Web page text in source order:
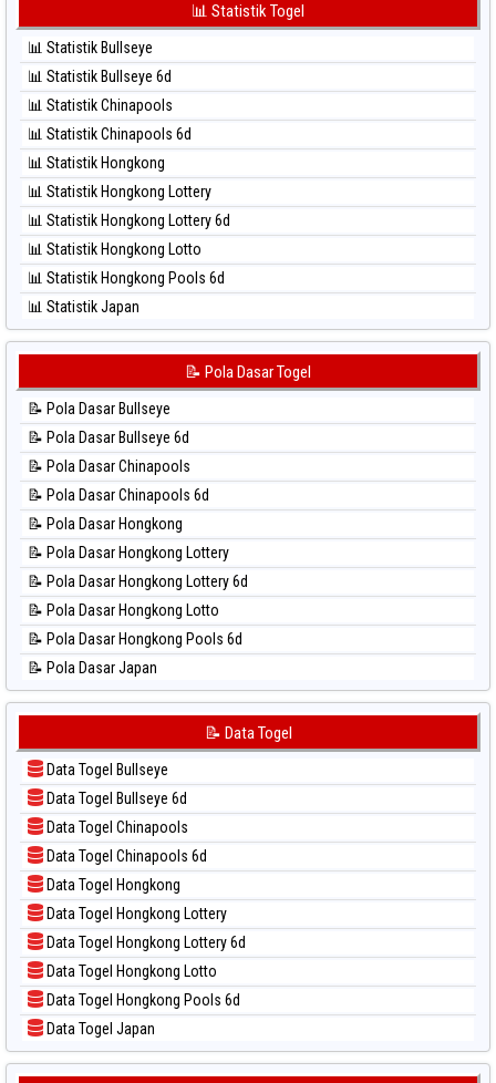
⚽ Bola Merah Taiwan
⚽ Bola Hitam Kuda Lari
⚽ Bola Hitam Magnum Cambodia
⚽ Bola Hitam Nagoya
⚽ Bola Hitam North Carolina Day
⚽ Bola Hitam Pcso
⚽ Bola Hitam Sao Paulo
⚽ Bola Hitam Singapore
⚽ Bola Hitam Sydney
⚽ Bola Hitam Sydney Lottery
⚽ Bola Hitam Sydney Lottery 6d
⚽ Bola Hitam Sydney Lotto
⚽ Bola Hitam Taiwan
📊 Statistik Togel
📊 Statistik Bullseye
📊 Statistik Bullseye 6d
📊 Statistik Chinapools
📊 Statistik Chinapools 6d
📊 Statistik Hongkong
📊 Statistik Hongkong Lottery
📊 Statistik Hongkong Lottery 6d
📊 Statistik Hongkong Lotto
📊 Statistik Hongkong Pools 6d
📊 Statistik Japan
📊 Statistik Japan 6d
📊 Statistik Kuda Lari
📊 Statistik Magnum Cambodia
📊 Statistik Nagoya
📊 Statistik New York Midday
📊 Statistik North Carolina Day
📊 Statistik Pcso
📊 Statistik Pennsylvania Day
📊 Statistik Sao Paulo
📊 Statistik Singapore
📊 Statistik Sydney
📊 Statistik Sydney Lottery
📊 Statistik Sydney Pools 6d
📊 Statistik Taipei
📊 Statistik Taiwan
📝 Pola Dasar Togel
📝 Pola Dasar Bullseye
📝 Pola Dasar Bullseye 6d
📝 Pola Dasar Chinapools
📝 Pola Dasar Chinapools 6d
📝 Pola Dasar Hongkong
📝 Pola Dasar Hongkong Lottery
📝 Pola Dasar Hongkong Lottery 6d
📝 Pola Dasar Hongkong Lotto
📝 Pola Dasar Hongkong Pools 6d
📝 Pola Dasar Japan
📝 Pola Dasar Japan 6d
📝 Pola Dasar Kuda Lari
📝 Pola Dasar Magnum Cambodia
📝 Pola Dasar Nagoya
📝 Pola Dasar North Carolina Day
📝 Pola Dasar Pcso
📝 Pola Dasar Sao Paulo
📝 Pola Dasar Singapore
📝 Pola Dasar Sydney
📝 Pola Dasar Sydney Lottery
📝 Pola Dasar Sydney Lottery 6d
📝 Pola Dasar Sydney Lotto
📝 Data Togel
Data Togel Bullseye
Data Togel Bullseye 6d
Data Togel Chinapools
Data Togel Chinapools 6d
Data Togel Hongkong
Data Togel Hongkong Lottery
Data Togel Hongkong Lottery 6d
Data Togel Hongkong Lotto
Data Togel Hongkong Pools 6d
Data Togel Japan
Data Togel Japan 6d